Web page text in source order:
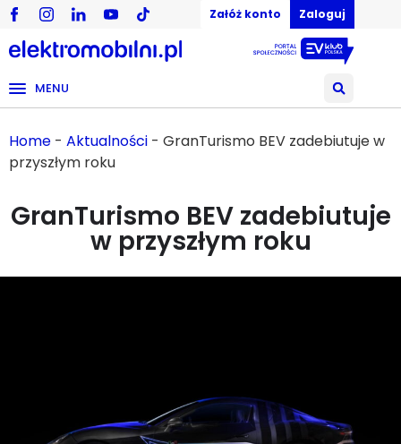
Załóż konto Zaloguj
MENU
Home - Aktualności - GranTurismo BEV zadebiutuje w
przyszłym roku
GranTurismo BEV zadebiutuje
w przyszłym roku